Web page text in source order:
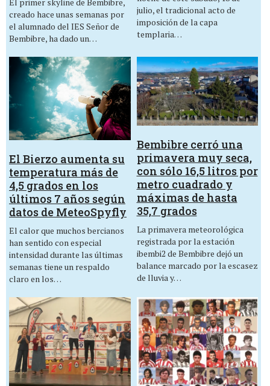
creado hace unas semanas por
el alumnado del IES Señor de
Bembibre, ha dado un…
julio, el tradicional acto de
imposición de la capa
templaria…
El Bierzo aumenta su
temperatura más de
4,5 grados en los
últimos 7 años según
datos de MeteoSpyfly
El calor que muchos bercianos
han sentido con especial
intensidad durante las últimas
semanas tiene un respaldo
claro en los…
Bembibre cerró una
primavera muy seca,
con sólo 16,5 litros por
metro cuadrado y
máximas de hasta
35,7 grados
La primavera meteorológica
registrada por la estación
ibembi2 de Bembibre dejó un
balance marcado por la escasez
de lluvia y…